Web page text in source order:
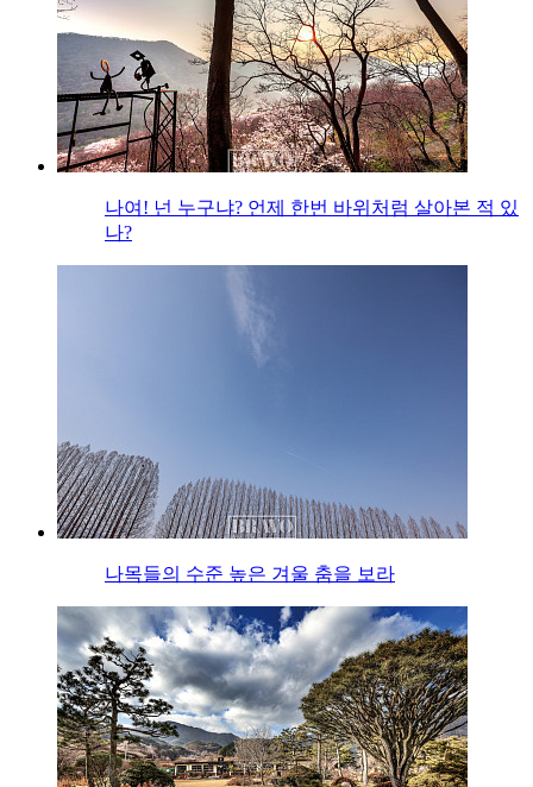
나여! 넌 누구냐? 언제 한번 바위처럼 살아본 적 있
나?
나목들의 수준 높은 겨울 춤을 보라